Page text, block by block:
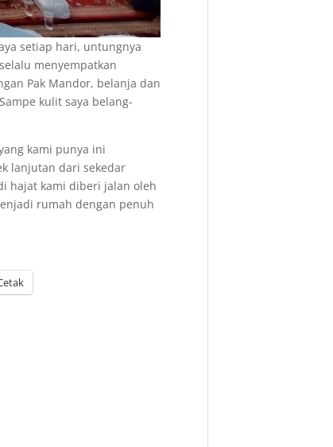
setiap hari, untungnya
menyempatkan
Pak Mandor, belanja dan
kulit saya belang-
kami punya ini
lanjutan dari sekedar
hajat kami diberi jalan oleh
rumah dengan penuh